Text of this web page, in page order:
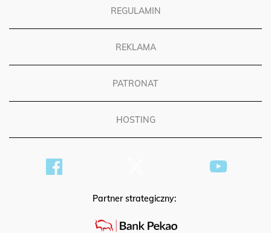
REGULAMIN
REKLAMA
PATRONAT
HOSTING
Partner strategiczny: